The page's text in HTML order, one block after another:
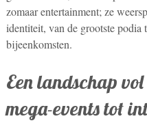
zomaar entertainment; ze
identiteit, van de grootste podia
bijeenkomsten.
Een landschap
mega-events tot